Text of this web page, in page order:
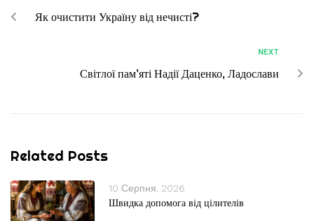
Як очистити Україну від нечисті?
NEXT
Світлої пам’яті Надії Даценко, Ладослави
Related Posts
10 Серпня, 2026
Швидка допомога від цілителів